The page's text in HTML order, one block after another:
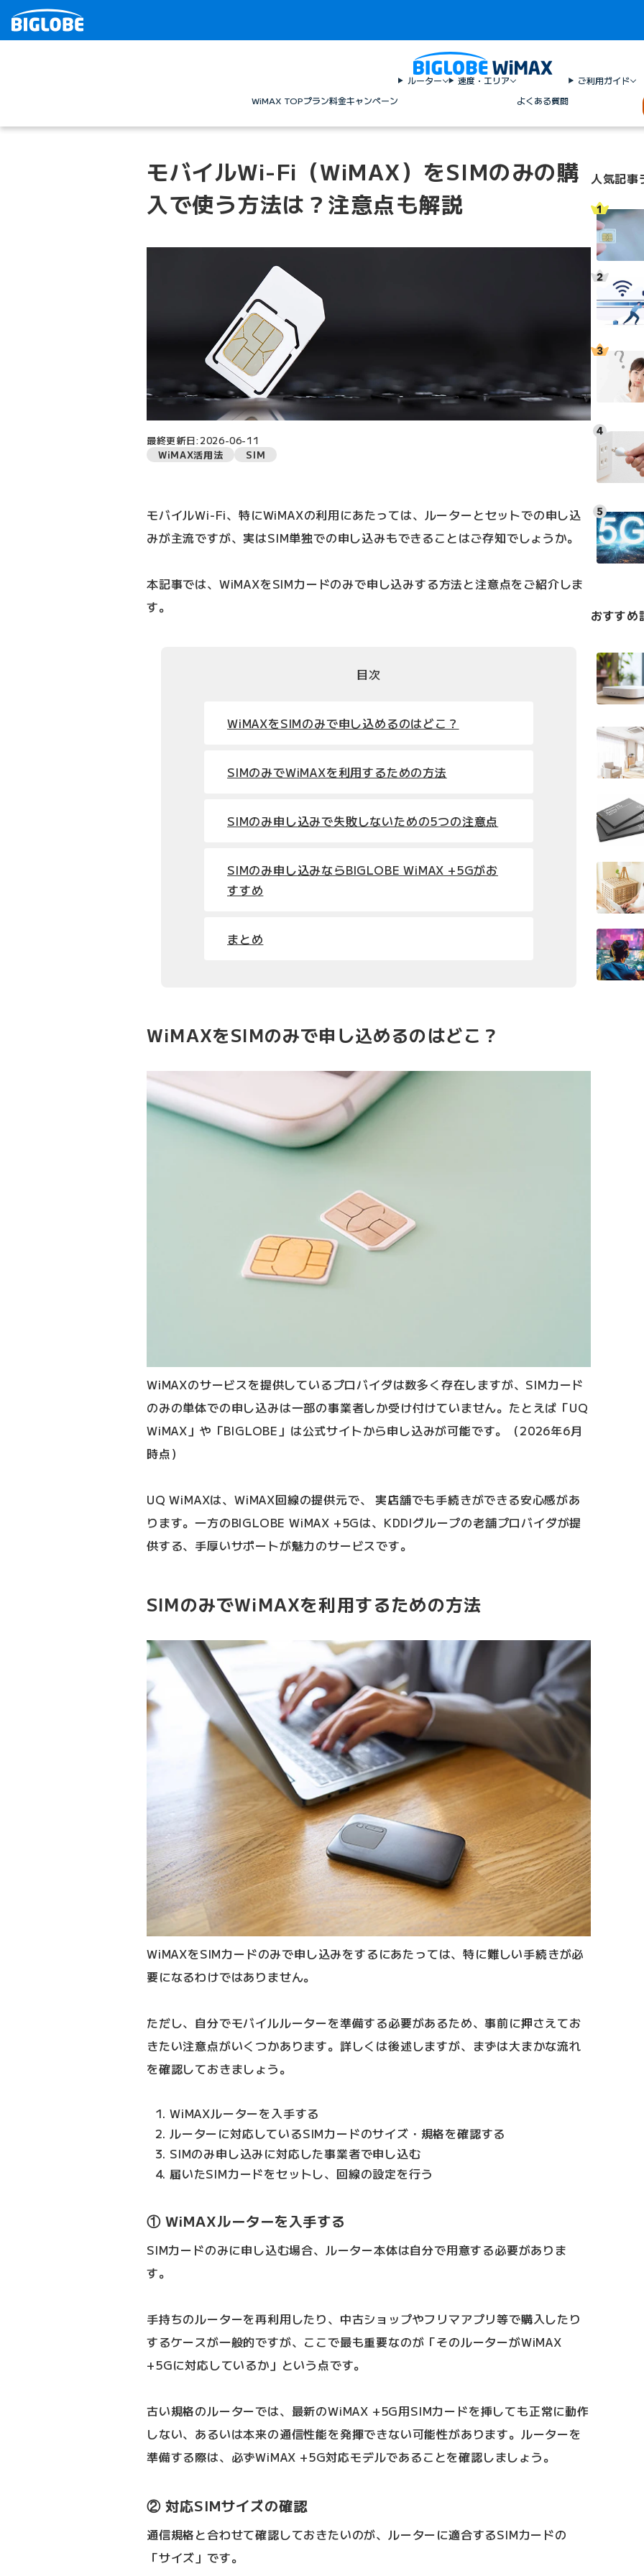
WiMAX TOPプラン料金キャンペーン
ルーター
速度・エリア
よくある質問
ご利用ガイド
モバイルWi-Fi（WiMAX）をSIMのみの購
入で使う方法は？注意点も解説
最終更新日:2026-06-11
WiMAX活用法
SIM
モバイルWi-Fi、特にWiMAXの利用にあたっては、ルーターとセットでの申し込
みが主流ですが、実はSIM単独での申し込みもできることはご存知でしょうか。
本記事では、WiMAXをSIMカードのみで申し込みする方法と注意点をご紹介しま
す。
目次
WiMAXをSIMのみで申し込めるのはどこ？
SIMのみでWiMAXを利用するための方法
SIMのみ申し込みで失敗しないための5つの注意点
SIMのみ申し込みならBIGLOBE WiMAX +5Gがお
すすめ
まとめ
WiMAXをSIMのみで申し込めるのはどこ？
WiMAXのサービスを提供しているプロバイダは数多く存在しますが、SIMカード
のみの単体での申し込みは一部の事業者しか受け付けていません。たとえば「UQ
WiMAX」や「BIGLOBE」は公式サイトから申し込みが可能です。（2026年6月
時点）
UQ WiMAXは、WiMAX回線の提供元で、 実店舗でも手続きができる安心感があ
ります。一方のBIGLOBE WiMAX +5Gは、KDDIグループの老舗プロバイダが提
供する、手厚いサポートが魅力のサービスです。
SIMのみでWiMAXを利用するための方法
WiMAXをSIMカードのみで申し込みをするにあたっては、特に難しい手続きが必
要になるわけではありません。
ただし、自分でモバイルルーターを準備する必要があるため、事前に押さえてお
きたい注意点がいくつかあります。詳しくは後述しますが、まずは大まかな流れ
を確認しておきましょう。
WiMAXルーターを入手する
ルーターに対応しているSIMカードのサイズ・規格を確認する
SIMのみ申し込みに対応した事業者で申し込む
届いたSIMカードをセットし、回線の設定を行う
① WiMAXルーターを入手する
SIMカードのみに申し込む場合、ルーター本体は自分で用意する必要がありま
す。
手持ちのルーターを再利用したり、中古ショップやフリマアプリ等で購入したり
するケースが一般的ですが、ここで最も重要なのが「そのルーターがWiMAX
+5Gに対応しているか」という点です。
古い規格のルーターでは、最新のWiMAX +5G用SIMカードを挿しても正常に動作
しない、あるいは本来の通信性能を発揮できない可能性があります。ルーターを
準備する際は、必ずWiMAX +5G対応モデルであることを確認しましょう。
② 対応SIMサイズの確認
通信規格と合わせて確認しておきたいのが、ルーターに適合するSIMカードの
「サイズ」です。
人気記事
おすすめ